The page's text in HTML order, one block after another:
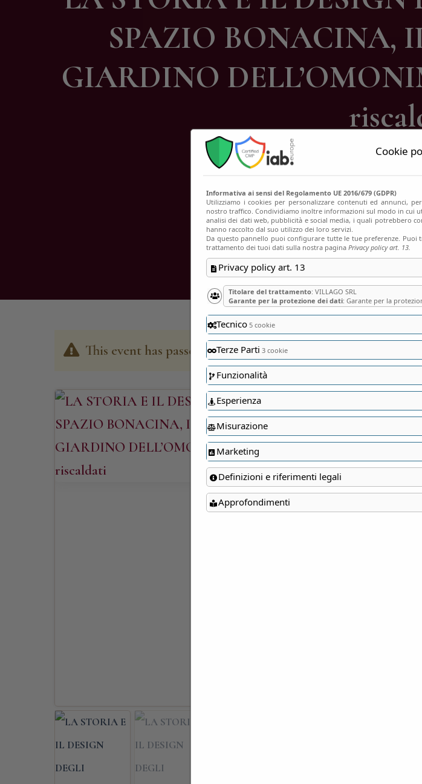
SPAZIO BONACINA,
GIARDINO
Contatti
This event has passed
Cookie
Informativa ai sensi del Regolamento UE 2016/679 (GDPR)
Utilizziamo i cookies per personalizzare contenuti ed annunci,
nostro traffico. Condividiamo inoltre informazioni sul modo in cui
analisi dei dati web, pubblicità e social media, i quali potrebbero
hanno raccolto dal suo utilizzo dei loro servizi.
Da questo pannello puoi configurare tutte le tue preferenze.
trattamento dei tuoi dati sulla nostra pagina Privacy policy art. 13.
Privacy policy art. 13
Titolare del trattamento: VILLAGO SRL
Garante per la protezione dei dati: Garante per la
Tecnico 5 cookie
Terze Parti 3 cookie
Funzionalità
Esperienza
Misurazione
Marketing
Definizioni e riferimenti legali
Approfondimenti